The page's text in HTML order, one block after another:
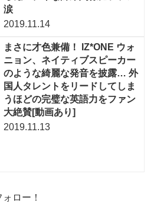
涙
2019.11.14
まさに才色兼備！ IZ*ONE ウォ
ニョン、ネイティブスピーカー
のような綺麗な発音を披露… 外
国人タレントをリードしてしま
うほどの完璧な英語力をファン
大絶賛[動画あり]
2019.11.13
ロー！